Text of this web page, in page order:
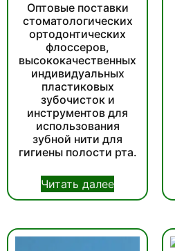
Оптовые поставки
стоматологических
ортодонтических
флоссеров,
высококачественных
индивидуальных
пластиковых
зубочисток и
инструментов для
использования
зубной нити для
гигиены полости рта.
Читать далее